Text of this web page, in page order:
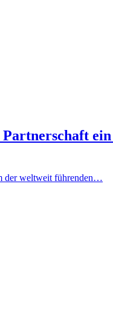
der weltweit führenden…